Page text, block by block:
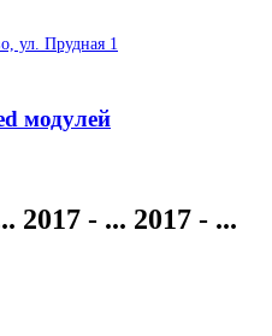
ул. Прудная 1
модулей
2017 - ... 2017 - ...